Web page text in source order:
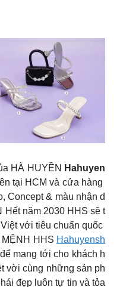
HÀ HUYỀN Hahuyen
tại HCM và cửa hàng
Concept & màu nhận d
Hết năm 2030 HHS sẽ t
với tiêu chuẩn quốc
HHS Hahuyensh
mang tới cho khách h
vời cùng những sản ph
đẹp luôn tự tin và tỏa